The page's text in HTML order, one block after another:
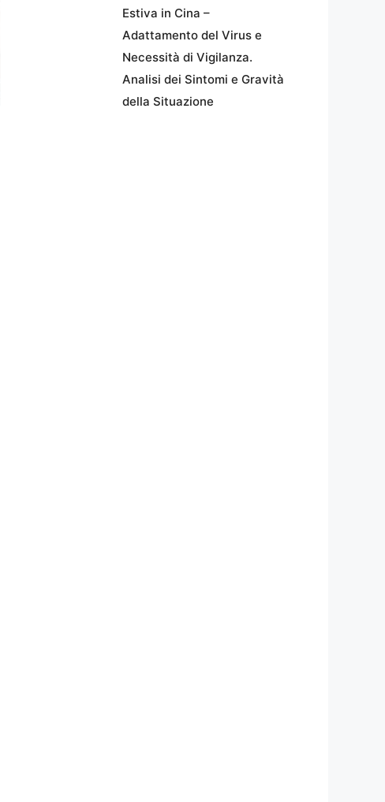
Estiva in Cina –
Adattamento del Virus e
Necessità di Vigilanza.
Analisi dei Sintomi e Gravità
della Situazione